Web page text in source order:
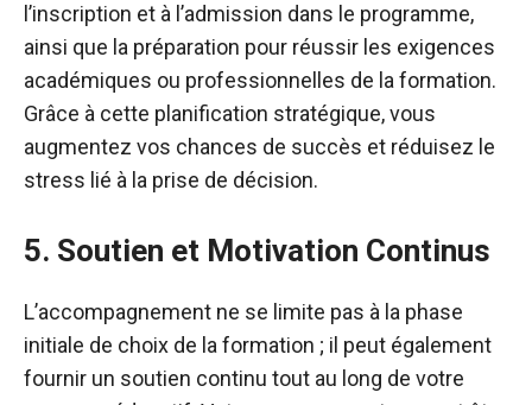
l’inscription et à l’admission dans le programme,
ainsi que la préparation pour réussir les exigences
académiques ou professionnelles de la formation.
Grâce à cette planification stratégique, vous
augmentez vos chances de succès et réduisez le
stress lié à la prise de décision.
5. Soutien et Motivation Continus
L’accompagnement ne se limite pas à la phase
initiale de choix de la formation ; il peut également
fournir un soutien continu tout au long de votre